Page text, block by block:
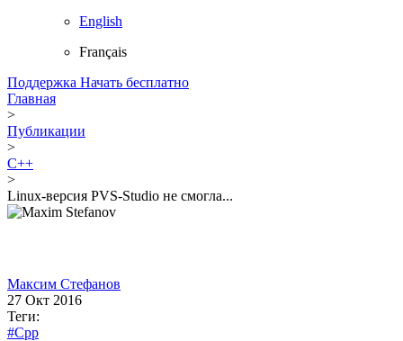
English
Français
Поддержка Начать бесплатно
Главная
>
Публикации
>
C++
>
Linux-версия PVS-Studio не смогла...
Максим Стефанов
27 Окт 2016
Теги:
#Cpp